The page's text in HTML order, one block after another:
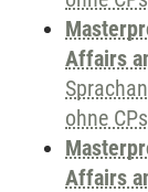
Affairs
ohne
Affairs